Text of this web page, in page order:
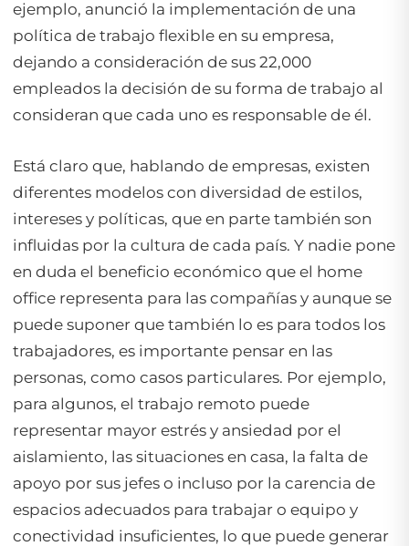
ejemplo, anunció la implementación de una
política de trabajo flexible en su empresa,
dejando a consideración de sus 22,000
empleados la decisión de su forma de trabajo al
consideran que cada uno es responsable de él.
Está claro que, hablando de empresas, existen
diferentes modelos con diversidad de estilos,
intereses y políticas, que en parte también son
influidas por la cultura de cada país. Y nadie pone
en duda el beneficio económico que el home
office representa para las compañías y aunque se
puede suponer que también lo es para todos los
trabajadores, es importante pensar en las
personas, como casos particulares. Por ejemplo,
para algunos, el trabajo remoto puede
representar mayor estrés y ansiedad por el
aislamiento, las situaciones en casa, la falta de
apoyo por sus jefes o incluso por la carencia de
espacios adecuados para trabajar o equipo y
conectividad insuficientes, lo que puede generar